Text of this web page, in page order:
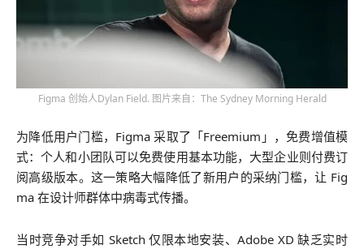
Figma 创始人Dylan Field. 图片来自：The Sydney Morning Herald
为降低用户门槛，Figma 采取了「Freemium」，免费增值模
式：个人和小团队可以免费使用基本功能，大型企业则付费订
阅高级版本。这一策略大幅降低了新用户的采纳门槛，让 Fig
ma 在设计师群体中病毒式传播。
当时竞争对手如 Sketch 仅限本地安装、Adobe XD 缺乏实时